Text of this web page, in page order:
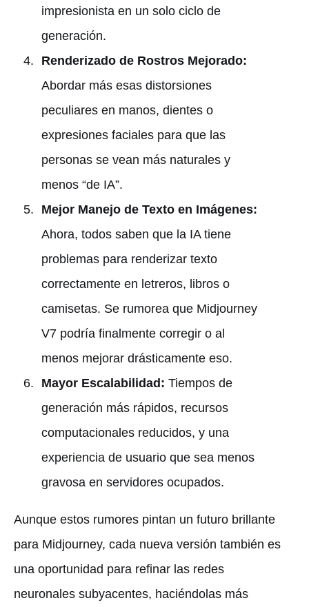
impresionista en un solo ciclo de
generación.
Renderizado de Rostros Mejorado:
Abordar más esas distorsiones
peculiares en manos, dientes o
expresiones faciales para que las
personas se vean más naturales y
menos “de IA”.
Mejor Manejo de Texto en Imágenes:
Ahora, todos saben que la IA tiene
problemas para renderizar texto
correctamente en letreros, libros o
camisetas. Se rumorea que Midjourney
V7 podría finalmente corregir o al
menos mejorar drásticamente eso.
Mayor Escalabilidad: Tiempos de
generación más rápidos, recursos
computacionales reducidos, y una
experiencia de usuario que sea menos
gravosa en servidores ocupados.
Aunque estos rumores pintan un futuro brillante
para Midjourney, cada nueva versión también es
una oportunidad para refinar las redes
neuronales subyacentes, haciéndolas más